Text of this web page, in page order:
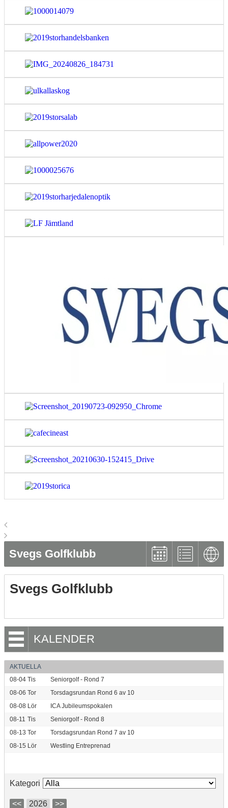
Svegs Golfklubb
Svegs Golfklubb
KALENDER
AKTUELLA
08-04 Tis
Seniorgolf - Rond 7
08-06 Tor
Torsdagsrundan Rond 6 av 10
08-08 Lör
ICA Jubileumspokalen
08-11 Tis
Seniorgolf - Rond 8
08-13 Tor
Torsdagsrundan Rond 7 av 10
08-15 Lör Westling Entreprenad
Kategori
<< 2026 >>